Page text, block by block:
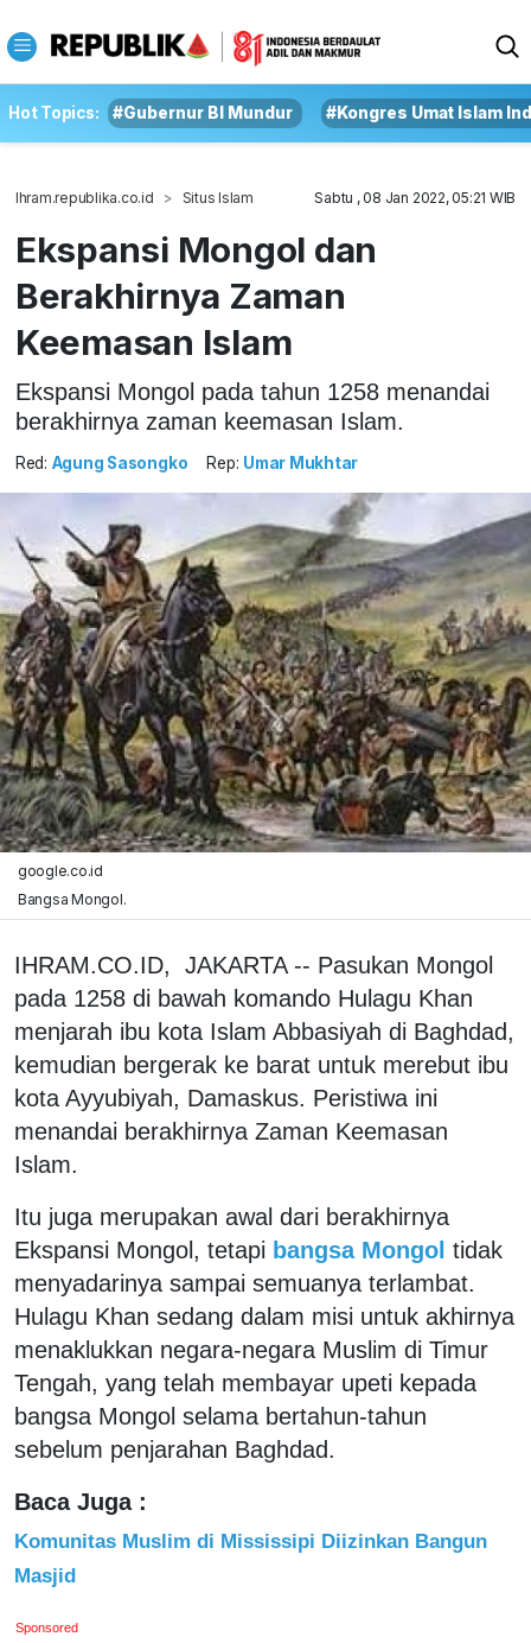
Hot Topics: #Gubernur BI Mundur #Kongres Umat Islam
Ihram.republika.co.id Situs Islam Sabtu , 08 Jan 2022, 05:21 WIB
Ekspansi Mongol dan
Berakhirnya Zaman
Keemasan Islam
Ekspansi Mongol pada tahun 1258 menandai
berakhirnya zaman keemasan Islam.
Red: Agung Sasongko Rep: Umar Mukhtar
google.co.id
Bangsa Mongol.
IHRAM.CO.ID, JAKARTA -- Pasukan Mongol
pada 1258 di bawah komando Hulagu Khan
menjarah ibu kota Islam Abbasiyah di Baghdad,
kemudian bergerak ke barat untuk merebut ibu
kota Ayyubiyah, Damaskus. Peristiwa ini
menandai berakhirnya Zaman Keemasan
Islam.
Itu juga merupakan awal dari berakhirnya
Ekspansi Mongol, tetapi bangsa Mongol tidak
menyadarinya sampai semuanya terlambat.
Hulagu Khan sedang dalam misi untuk akhirnya
menaklukkan negara-negara Muslim di Timur
Tengah, yang telah membayar upeti kepada
bangsa Mongol selama bertahun-tahun
sebelum penjarahan Baghdad.
Baca Juga :
Komunitas Muslim di Mississipi Diizinkan Bangun
Masjid
Sponsored